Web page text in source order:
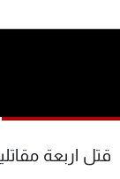
قتل اربعة
جدول البرامج
شاهد البرامج